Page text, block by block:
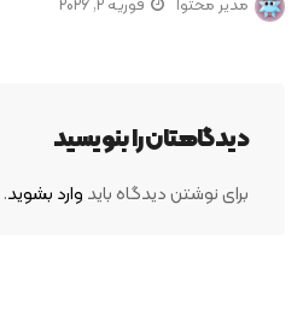
مدیر محتوا فوریه 2, 2026
دیدگاهتان را بنویسید
برای نوشتن دیدگاه باید وارد بشوید.